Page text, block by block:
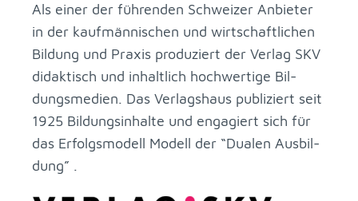
Als ei­ner der füh­ren­den Schwei­zer An­bie­ter
in der kauf­män­ni­schen und wirt­schaft­li­chen
Bil­dung und Pra­xis pro­du­ziert der Ver­lag SKV
di­dak­tisch und in­halt­lich hoch­wer­ti­ge Bil­
dungs­me­di­en. Das Ver­lags­haus pu­bli­ziert seit
1925 Bil­dungs­in­hal­te und en­ga­giert sich für
das Er­folgs­mo­dell Mo­dell der “Dua­len Aus­bil­
dung” .